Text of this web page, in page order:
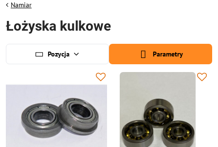
Namiar
Łożyska kulkowe
Pozycja Parametry